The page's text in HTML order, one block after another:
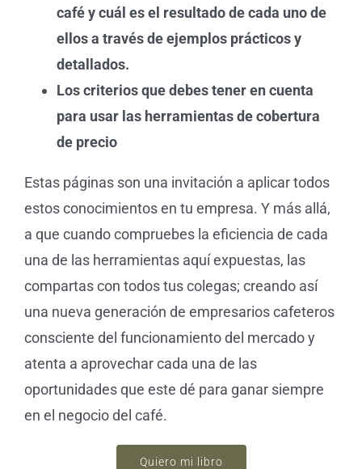
café y cuál es el resultado de cada uno de
ellos a través de ejemplos prácticos y
detallados.
Los criterios que debes tener en cuenta
para usar las herramientas de cobertura
de precio
Estas páginas son una invitación a aplicar todos
estos conocimientos en tu empresa. Y más allá,
a que cuando compruebes la eficiencia de cada
una de las herramientas aquí expuestas, las
compartas con todos tus colegas; creando así
una nueva generación de empresarios cafeteros
consciente del funcionamiento del mercado y
atenta a aprovechar cada una de las
oportunidades que este dé para ganar siempre
en el negocio del café.
Quiero mi libro